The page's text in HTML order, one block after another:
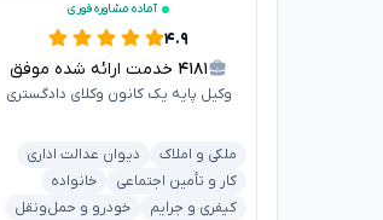
آماده مشاوره فوری
۴.۹
۴۱۸۱ خدمت ارائه شده موفق
وکیل پایه یک کانون وکلای دادگستری
ملکی و املاک
دیوان عدالت اداری
کار و تأمین اجتماعی
خانواده
کیفری و جرایم
خودرو و حمل‌ونقل